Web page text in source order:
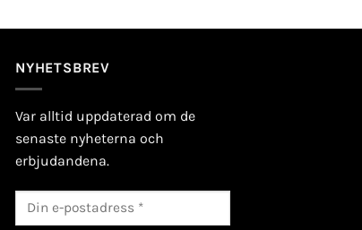
NYHETSBREV
Var alltid uppdaterad om de
senaste nyheterna och
erbjudandena.